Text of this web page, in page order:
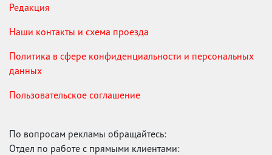
Редакция
Наши контакты и схема проезда
Политика в сфере конфиденциальности и персональных
данных
Пользовательское соглашение
По вопросам рекламы обращайтесь:
Отдел по работе с прямыми клиентами: